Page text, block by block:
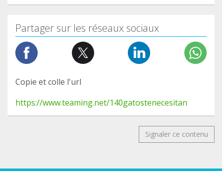
Partager sur les réseaux sociaux
Copie et colle l'url
https://www.teaming.net/140gatostenecesitan
Signaler ce contenu